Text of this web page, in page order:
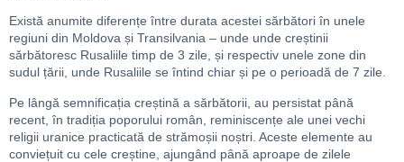
Există anumite diferențe între durata acestei sărbători în unele
regiuni din Moldova și Transilvania – unde unde creștinii
sărbătoresc Rusaliile timp de 3 zile, și respectiv unele zone din
sudul țării, unde Rusaliile se întind chiar și pe o perioadă de 7 zile.
Pe lângă semnificația creștină a sărbătorii, au persistat până
recent, în tradiția poporului român, reminiscențe ale unei vechi
religii uranice practicată de strămoșii noștri. Aceste elemente au
conviețuit cu cele creștine, ajungând până aproape de zilele